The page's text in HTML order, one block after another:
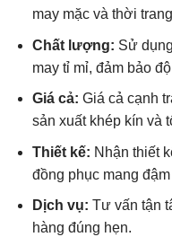
may mặc và thời
Chất lượng: Sử
may tỉ mỉ, đảm bảo
Giá cả: Giá cả cạnh
sản xuất khép kín và
Thiết kế: Nhận thiết
đồng phục mang
Dịch vụ: Tư vấn tận
hàng đúng hẹn.